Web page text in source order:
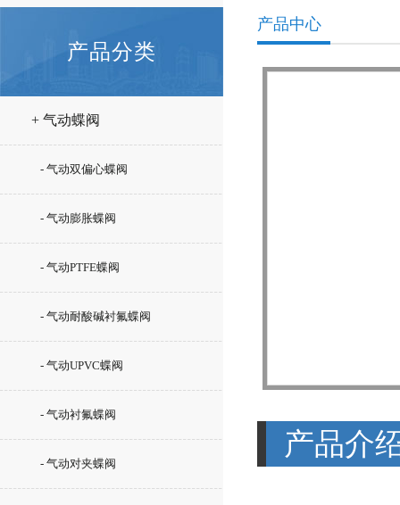
产品分类
+ 气动蝶阀
- 气动双偏心蝶阀
- 气动膨胀蝶阀
- 气动PTFE蝶阀
- 气动耐酸碱衬氟蝶阀
- 气动UPVC蝶阀
- 气动衬氟蝶阀
- 气动对夹蝶阀
产品中心
产品介